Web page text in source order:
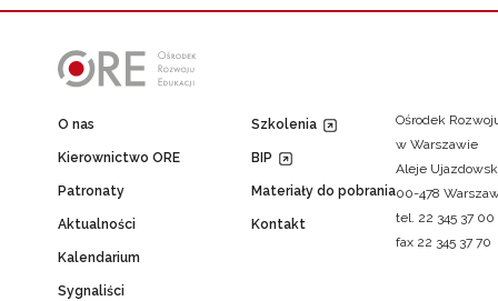
O nas
Kierownictwo ORE
Patronaty
Aktualności
Kalendarium
Sygnaliści
Szkolenia
BIP
Materiały do pobrania
Kontakt
Ośrodek
w Warszawie
Aleje
00-478
tel. 22 345 37 00
fax 22 345 37 70